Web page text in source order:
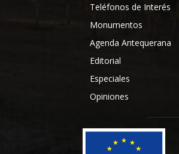
Teléfonos de Interés
Monumentos
Agenda Antequerana
Editorial
Especiales
Opiniones